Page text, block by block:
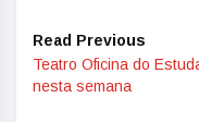
Read Previous
Teatro Oficina do
nesta semana